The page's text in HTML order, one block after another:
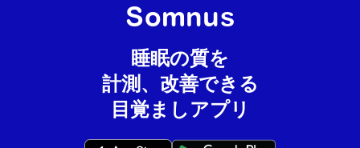
Somnus
睡眠の質を
計測、改善できる
目覚ましアプリ